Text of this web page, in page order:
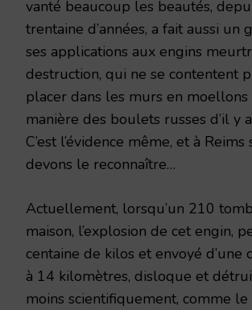
vanté beaucoup les beautés,
trentaine d’années, a fait aussi un
ses applications aux engins
destruction, qui ne se contentent
placer dans les murs en moellons
manière des boulets russes d’il y
C’est l’évidence même, et à
devons le reconnaître…
Actuellement, lorsqu’un 210
maison, l’explosion de cet engin,
centaine de kilos et envoyé d’une
à 14 kilomètres, disloque et
moins scientifiquement, comme le